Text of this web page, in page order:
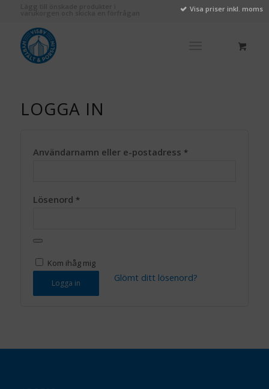
Visa priser inkl. moms
LOGGA IN
Användarnamn eller e-postadress *
Lösenord *
Kom ihåg mig
Logga in Glömt ditt lösenord?